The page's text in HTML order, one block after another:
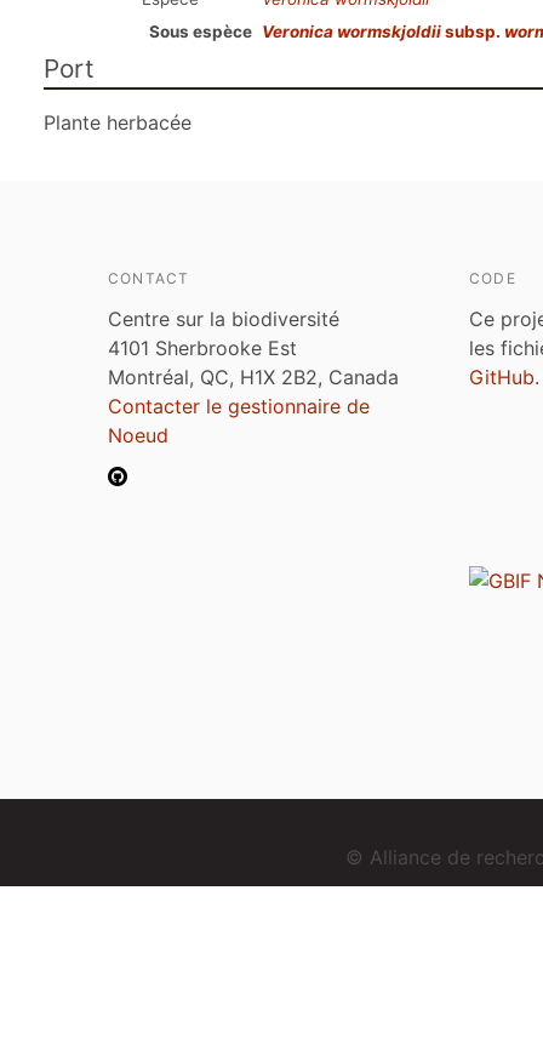
Sous espèce Veronica wormskjoldiisubsp.
Port
Plante herbacée
CONTACT
Centre sur la biodiversité
4101 Sherbrooke Est
Montréal, QC, H1X 2B2, Canada
Contacter le gestionnaire de
Noeud
CODE
Ce
les
GitHub.
© Alliance de